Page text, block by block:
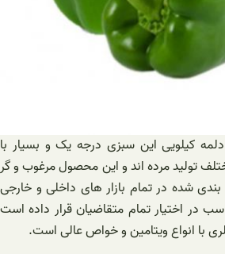
دلمه کیلویی این سبزی درجه یک و بسیار با
تولید مرده اند و این محصول مرغوب و گر
شده در تمام بازار های داخلی و خارجی
در اختیار تمام متقاضیان قرار داده است
با انواع ویتامین و خواص عالی است.